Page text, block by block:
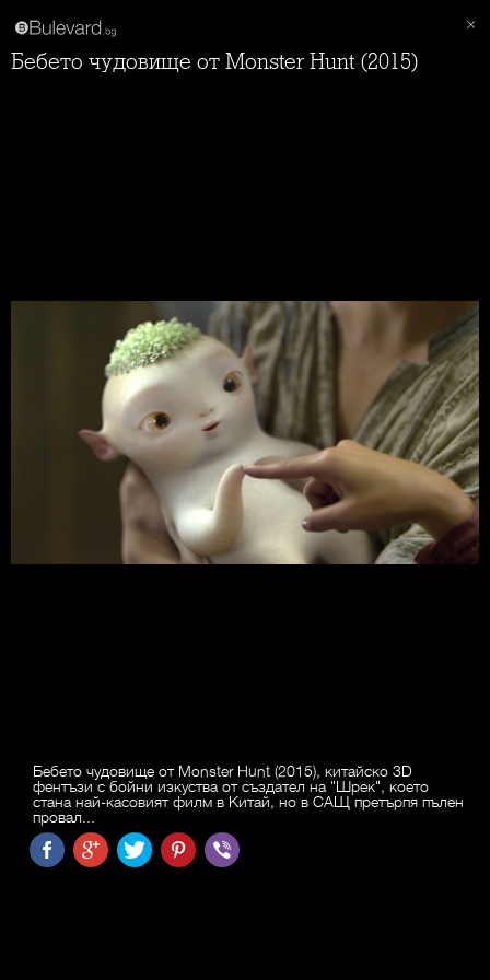
Бебето чудовище от Monster Hunt (2015)
Бебето чудовище от Monster Hunt (2015), китайско 3D
фентъзи с бойни изкуства от създател на "Шрек", което
стана най-касовият филм в Китай, но в САЩ претърпя пълен
провал...